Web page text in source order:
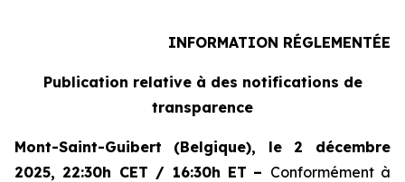
INFORMATION RÉGLEMENTÉE
Publication relative à des notifications de
transparence
Mont-Saint-Guibert (Belgique), le 2 décembre
2025, 22:30h CET / 16:30h ET – Conformément à